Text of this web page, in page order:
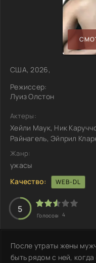
США, 2026,
Режиссер:
Луиз Олстон
Актеры:
Хейли Маук, Ник
Райнагель, Эйприл
Жанр:
ужасы
Качество:
WEB-DL
5
Голосов: 4
После утраты жены
быть рядом с ней,